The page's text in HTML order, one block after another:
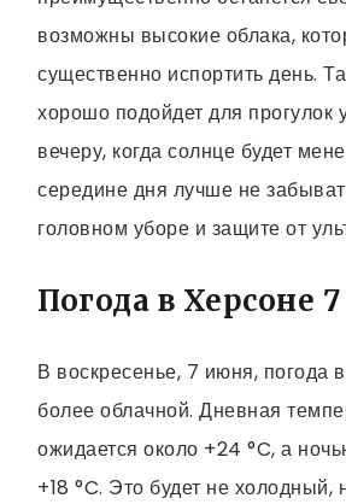
возможны высокие облака,
существенно испортить день.
хорошо подойдет для прогулок
вечеру, когда солнце будет
середине дня лучше не
головном уборе и защите от
Погода в Херсоне
В воскресенье, 7 июня, погода
более облачной. Дневная
ожидается около +24 °C, а
+18 °C. Это будет не холодный,